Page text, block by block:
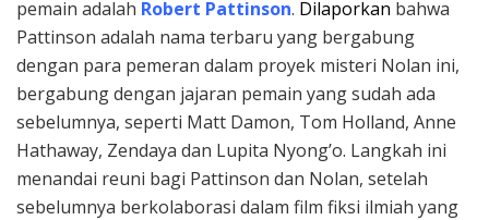
pemain adalah Robert Pattinson. Dilaporkan bahwa
Pattinson adalah nama terbaru yang bergabung
dengan para pemeran dalam proyek misteri Nolan ini,
bergabung dengan jajaran pemain yang sudah ada
sebelumnya, seperti Matt Damon, Tom Holland, Anne
Hathaway, Zendaya dan Lupita Nyong’o. Langkah ini
menandai reuni bagi Pattinson dan Nolan, setelah
sebelumnya berkolaborasi dalam film fiksi ilmiah yang